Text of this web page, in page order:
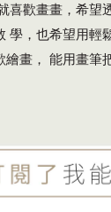
喜歡畫畫，希望
學，也希望用輕
繪畫， 能用畫筆